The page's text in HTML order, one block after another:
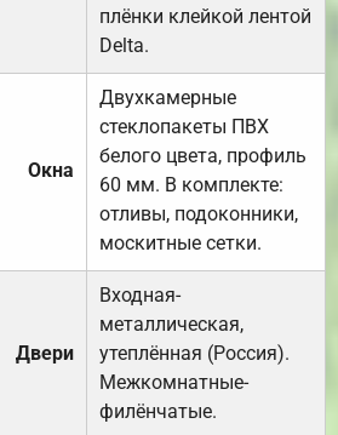
плёнки клейкой лентой
Delta.
Окна
Двухкамерные
стеклопакеты ПВХ
белого цвета, профиль
60 мм. В комплекте:
отливы, подоконники,
москитные сетки.
Двери
Входная-
металлическая,
утеплённая (Россия).
Межкомнатные-
филёнчатые.